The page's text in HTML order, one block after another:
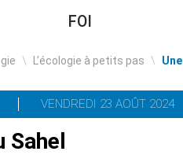
FOI
\ L’écologie à petits pas \
VENDREDI 23 AOÛT 2024
Sahel